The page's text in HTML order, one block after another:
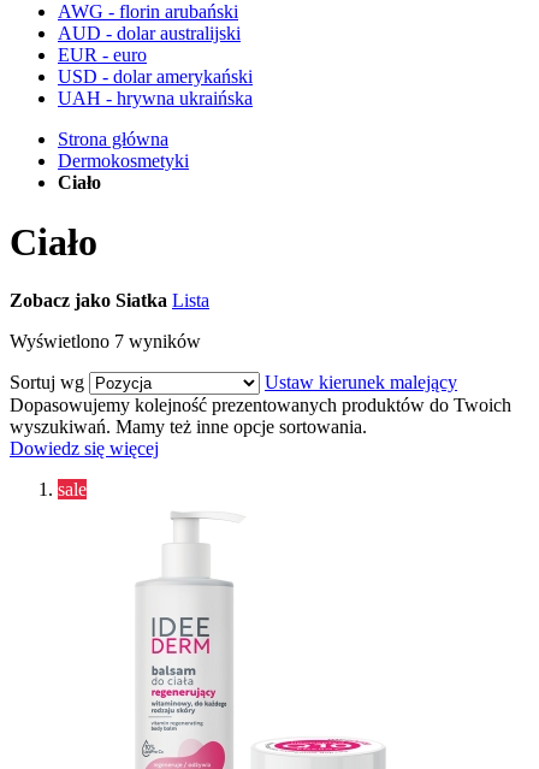
AWG - florin arubański
AUD - dolar australijski
EUR - euro
USD - dolar amerykański
UAH - hrywna ukraińska
Strona główna
Dermokosmetyki
Ciało
Ciało
Zobacz jako Siatka Lista
Wyświetlono 7 wyników
Sortuj wg
Ustaw kierunek malejący
Dopasowujemy kolejność prezentowanych produktów do Twoich
wyszukiwań. Mamy też inne opcje sortowania.
Dowiedz się więcej
sale